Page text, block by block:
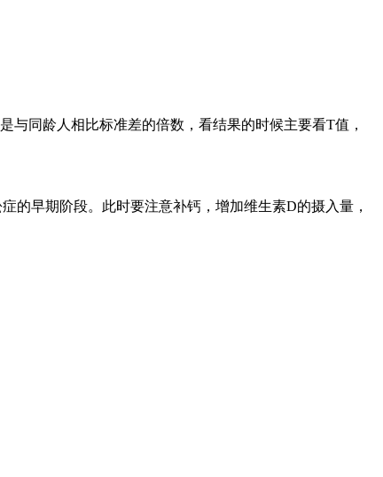
同龄人相比标准差的倍数，看结果的时候主要看T值，
的早期阶段。此时要注意补钙，增加维生素D的摄入量，